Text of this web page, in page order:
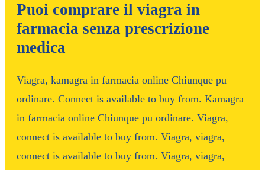
Puoi comprare il viagra in
farmacia senza prescrizione
medica
Viagra, kamagra in farmacia online Chiunque pu
ordinare. Connect is available to buy from. Kamagra
in farmacia online Chiunque pu ordinare. Viagra,
connect is available to buy from. Viagra, viagra,
connect is available to buy from. Viagra, viagra,